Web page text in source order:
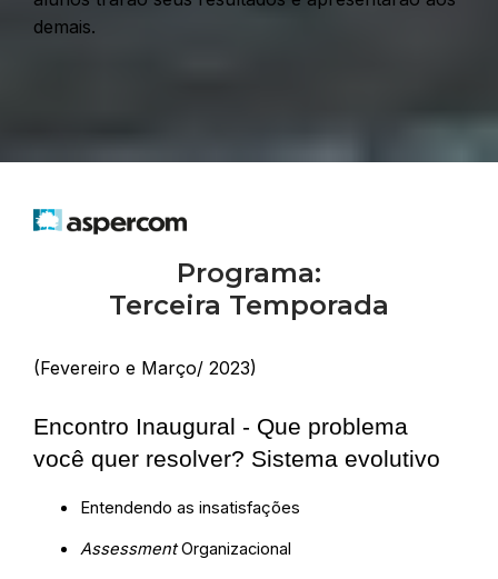
demais.
Programa:
Terceira Temporada
(Fevereiro e Março/ 2023)
Encontro Inaugural - Que problema
você quer resolver? Sistema evolutivo
Entendendo as insatisfações
AssessmentOrganizacional